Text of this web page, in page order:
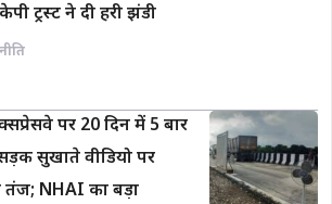
ट्रस्ट ने दी हरी झंडी
पर 20 दिन में 5 बार
सुखाते वीडियो पर
NHAI का बड़ा